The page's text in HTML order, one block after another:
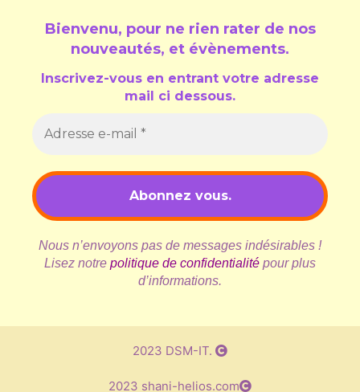
Bienvenu, pour ne rien rater de nos
nouveautés, et évènements.
Inscrivez-vous en entrant votre adresse
mail ci dessous.
Nous n’envoyons pas de messages indésirables !
Lisez notre politique de confidentialité pour plus
d’informations.
2023 DSM-IT.
2023 shani-helios.com